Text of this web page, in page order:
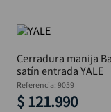
Cerradura manija
satín entrada YALE
Referencia: 9059
$ 121.990